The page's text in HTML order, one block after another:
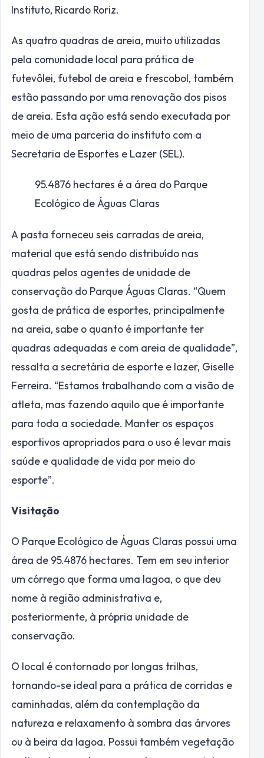
Instituto, Ricardo Roriz.
As quatro quadras de areia, muito utilizadas
pela comunidade local para prática de
futevôlei, futebol de areia e frescobol, também
estão passando por uma renovação dos pisos
de areia. Esta ação está sendo executada por
meio de uma parceria do instituto com a
Secretaria de Esportes e Lazer (SEL).
95.4876 hectares é a área do Parque
Ecológico de Águas Claras
A pasta forneceu seis carradas de areia,
material que está sendo distribuído nas
quadras pelos agentes de unidade de
conservação do Parque Águas Claras. “Quem
gosta de prática de esportes, principalmente
na areia, sabe o quanto é importante ter
quadras adequadas e com areia de qualidade”,
ressalta a secretária de esporte e lazer, Giselle
Ferreira. “Estamos trabalhando com a visão de
atleta, mas fazendo aquilo que é importante
para toda a sociedade. Manter os espaços
esportivos apropriados para o uso é levar mais
saúde e qualidade de vida por meio do
esporte”.
Visitação
O Parque Ecológico de Águas Claras possui uma
área de 95.4876 hectares. Tem em seu interior
um córrego que forma uma lagoa, o que deu
nome à região administrativa e,
posteriormente, à própria unidade de
conservação.
O local é contornado por longas trilhas,
tornando-se ideal para a prática de corridas e
caminhadas, além da contemplação da
natureza e relaxamento à sombra das árvores
ou à beira da lagoa. Possui também vegetação